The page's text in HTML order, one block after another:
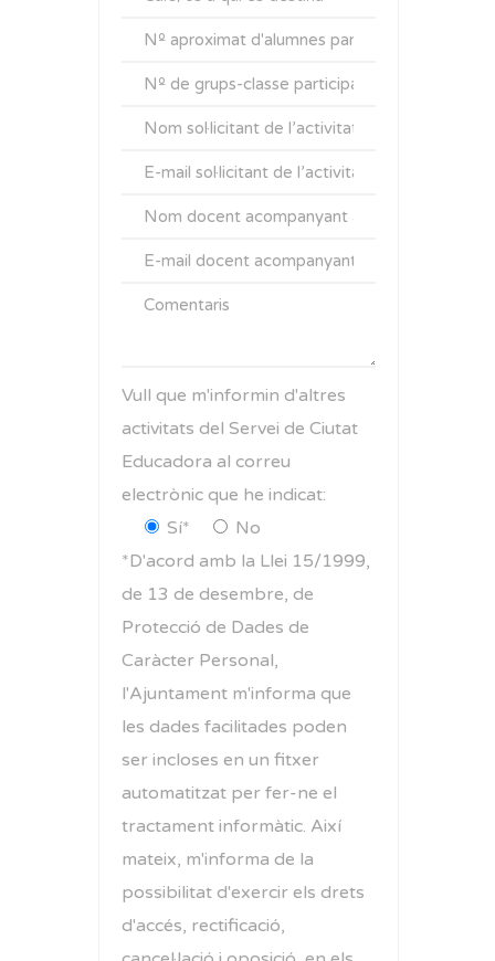
Vull que m'informin d'altres
activitats del Servei de Ciutat
Educadora al correu
electrònic que he indicat:
Sí*
No
*D'acord amb la Llei 15/1999,
de 13 de desembre, de
Protecció de Dades de
Caràcter Personal,
l'Ajuntament m'informa que
les dades facilitades poden
ser incloses en un fitxer
automatitzat per fer-ne el
tractament informàtic. Així
mateix, m'informa de la
possibilitat d'exercir els drets
d'accés, rectificació,